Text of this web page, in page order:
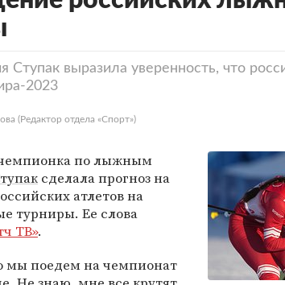
выразила уверенность, что
2023
(Редактор отдела «Спорт»)
по лыжным
сделала прогноз на
атлетов на
турниры. Ее слова
ТВ».
мы поедем на чемпионат